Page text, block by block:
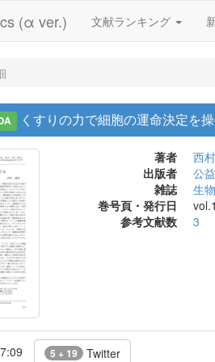
(α ver.) 文献ランキング
くすりの力で細胞の運命決定を
著者
西
出版者
公
雑誌
生
巻号頁・発行日
参考文献数
3
5 + 19 Twitter